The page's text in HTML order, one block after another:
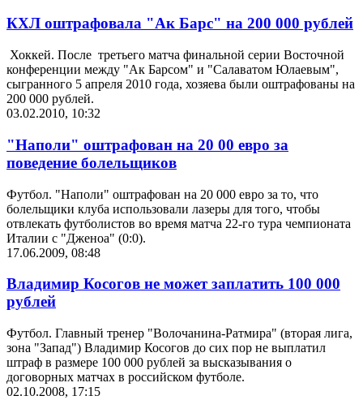
КХЛ оштрафовала "Ак Барс" на 200 000 рублей
Хоккей. После третьего матча финальной серии Восточной
конференции между "Ак Барсом" и "Салаватом Юлаевым",
сыгранного 5 апреля 2010 года, хозяева были оштрафованы на
200 000 рублей.
03.02.2010, 10:32
"Наполи" оштрафован на 20 00 евро за
поведение болельщиков
Футбол. "Наполи" оштрафован на 20 000 евро за то, что
болельщики клуба использовали лазеры для того, чтобы
отвлекать футболистов во время матча 22-го тура чемпионата
Италии с "Дженоа" (0:0).
17.06.2009, 08:48
Владимир Косогов не может заплатить 100 000
рублей
Футбол. Главный тренер "Волочанина-Ратмира" (вторая лига,
зона "Запад") Владимир Косогов до сих пор не выплатил
штраф в размере 100 000 рублей за высказывания о
договорных матчах в российском футболе.
02.10.2008, 17:15